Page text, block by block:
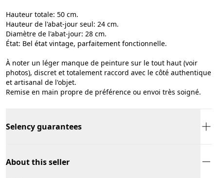
​Hauteur totale: 50 cm.
​Hauteur de l'abat-jour seul: 24 cm.
​Diamètre de l'abat-jour: 28 cm.
​État: Bel état vintage, parfaitement fonctionnelle.
À noter un léger manque de peinture sur le tout haut (voir
photos), discret et totalement raccord avec le côté authentique
et artisanal de l'objet.
​Remise en main propre de préférence ou envoi très soigné.
Selency guarantees
About this seller